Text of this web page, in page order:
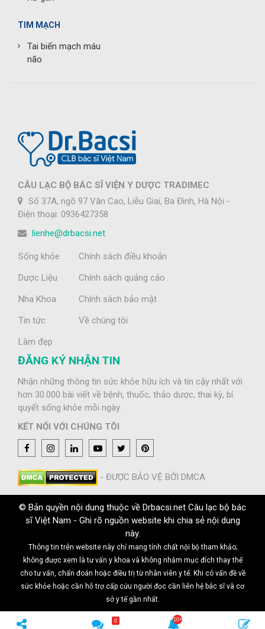
TIM MẠCH
Tai biến mạch máu
não
CÂU LẠC BỘ BÁC SĨ VIỆN Y DƯỢC TRADIMEC
Số 37A, ngõ 97 Văn Cao, Liễu Giai, Ba Đình, Hà Nội -
Điện thoại: 0936427358
lienhe@drbacsi.net
Sống khỏe
Dược Liệu
Nha Khoa
Tin tức
Làm đẹp
Chính sách điều khoản
Chính sách quảng cáo
Chính sách bảo mật
Về chúng tôi
ĐĂNG KÝ NHẬN TIN
Nhận những thông tin sức khỏe hữu ích và tin cậy nhất với
hơn 30.000 bài viết về bệnh, thuốc, thảo dược, thai kỳ, bí
quyết sống khỏe mỗi ngày.
KẾT NỐI VỚI CHÚNG TÔI
- ĐƯỢC BẢO VỆ BỞI DMCA
© Bản quyền nội dung thuộc về Drbacsi.net Câu lạc bộ bác
sĩ Việt Nam - Ghi rõ nguồn website khi chia sẻ nội dung
này.
Thông tin trên website này chỉ mang tính chất nội bộ tham khảo;
không được xem là tư vấn y khoa và không nhằm mục đích thay thế
cho tư vấn, chẩn đoán hoặc điều trị từ nhân viên y tế. Khi có vấn đề về
sức khỏe hoặc cần hỗ trợ cấp cứu người đọc cần liên hệ bác sĩ và cơ
sở y tế gần nhất.
0